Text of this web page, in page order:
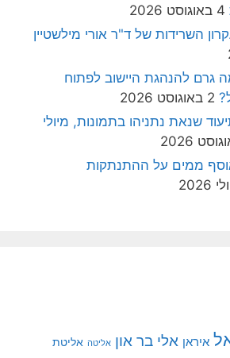
4 באוגוסט 2026
השרידות של ד"ר אורי מילשטיין
גרם להנהגת היישוב לפתוח
2 באוגוסט 2026
שנאת נתניהו בתמונות, מיולי
ממים על ההתנתקות
איראן אלי בר און אליטה אליטת